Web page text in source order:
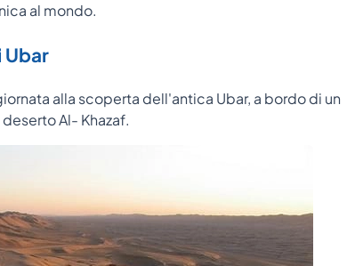
al mondo.
Ubar
alla scoperta dell'antica Ubar, a bordo di un
Al- Khazaf.